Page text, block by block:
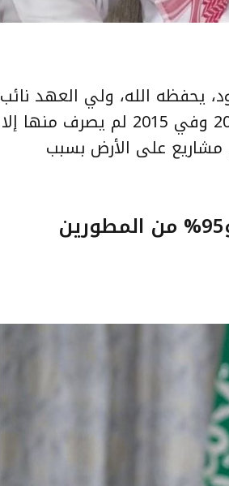
يحفظه الله، ولي العهد نائب
رئيس مجلس الوزراء وزير الدفاع، عن رصد 250 مليار ريال للإسكان في 2011 وفي 2015 لم يصرف منها إلا
مشاريع على الأرض بسبب
ولي العهد: المملكة في حاجة إلى مطور عقاري قوي .. و95% من المطورين